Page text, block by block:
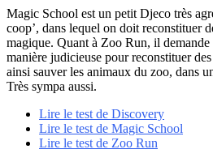
Magic School est un petit Djeco très
coop’, dans lequel on doit reconstituer
magique. Quant à Zoo Run, il demande
manière judicieuse pour reconstituer
ainsi sauver les animaux du zoo, dans
Très sympa aussi.
Lire le test de Discovery
Lire le test de Magic School
Lire le test de Zoo Run